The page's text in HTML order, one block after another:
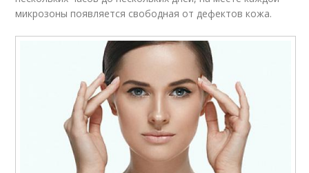
микрозоны появляется свободная от дефектов кожа.